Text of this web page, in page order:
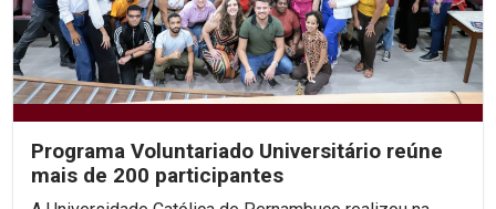
Programa Voluntariado Universitário reúne
mais de 200 participantes